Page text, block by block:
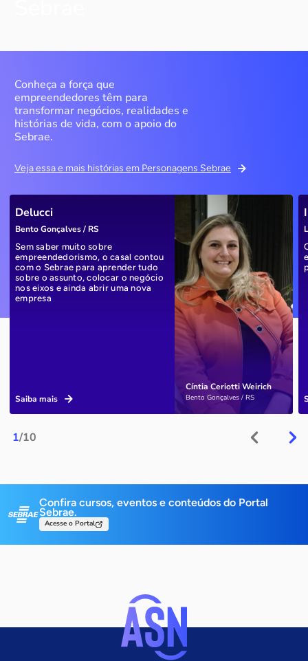
Conheça a força que
empreendedores têm para
transformar negócios, realidades e
histórias de vida, com o apoio do
Sebrae.
Veja essa e mais histórias em Personagens Sebrae
1/10
Cíntia Ceriotti Weirich
Bento Gonçalves / RS
Delucci
Bento Gonçalves / RS
Sem saber muito sobre
empreendedorismo, o casal contou
com o Sebrae para aprender tudo
sobre o assunto, colocar o negócio
nos eixos e ainda abrir uma nova
empresa
Saiba mais
Confira cursos, eventos e conteúdos do Portal
Sebrae.
Acesse o Portal